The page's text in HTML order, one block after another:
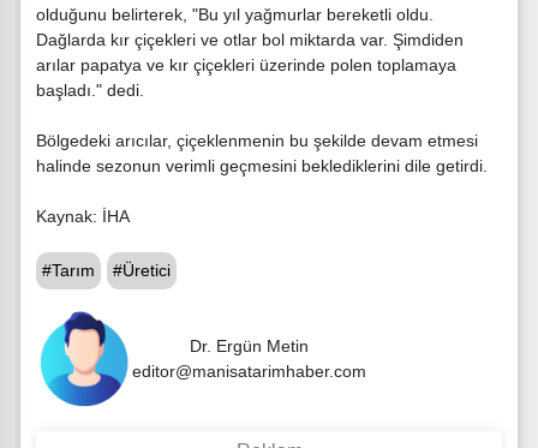
olduğunu belirterek, "Bu yıl yağmurlar bereketli oldu.
Dağlarda kır çiçekleri ve otlar bol miktarda var. Şimdiden
arılar papatya ve kır çiçekleri üzerinde polen toplamaya
başladı." dedi.
Bölgedeki arıcılar, çiçeklenmenin bu şekilde devam etmesi
halinde sezonun verimli geçmesini beklediklerini dile getirdi.
Kaynak: İHA
#Tarım #Üretici
Dr. Ergün Metin
editor@manisatarimhaber.com